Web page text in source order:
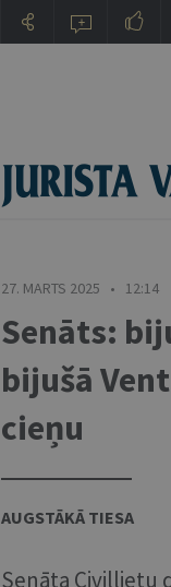
27. MARTS 2025 • 12:14
Senāts:
bijušā
cieņu
AUGSTĀKĀ TIESA
Senāta Civillietu